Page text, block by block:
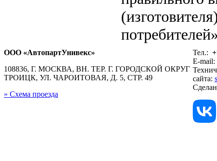
ООО «АвтопартУнивекс»
108836, Г. МОСКВА, ВН. ТЕР. Г. ГОРОДСКОЙ ОКРУГ
ТРОИЦК, УЛ. ЧАРОИТОВАЯ, Д. 5, СТР. 49
» Схема проезда
Тел.:
E-mail:
сайта: